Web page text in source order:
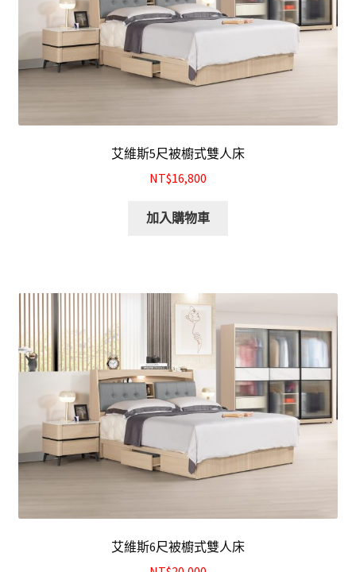
床頭櫃
斗櫃
我的帳號
注意事項
運送注意事項
艾維斯5尺被櫥式雙人床
NT$16,800
加入購物車
艾維斯6尺被櫥式雙人床